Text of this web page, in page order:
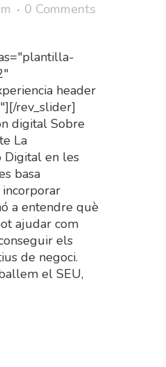
0 Comments
header
rev_slider]
digital Sobre
La
Digital en les
basa
a entendre què
ajudar com
els
de negoci.
el SEU,